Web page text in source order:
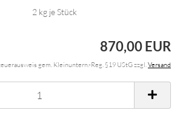
2 kg je Stück
870,00 EUR
gem. Kleinuntern.-Reg. §19 UStG zzgl.Versand